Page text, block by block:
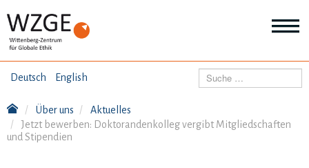
Deutsch English THEMEN
Suchen
Über uns
Aktuelles
Jetzt bewerben: Doktorandenkolleg vergibt Mitgliedschaften
und Stipendien